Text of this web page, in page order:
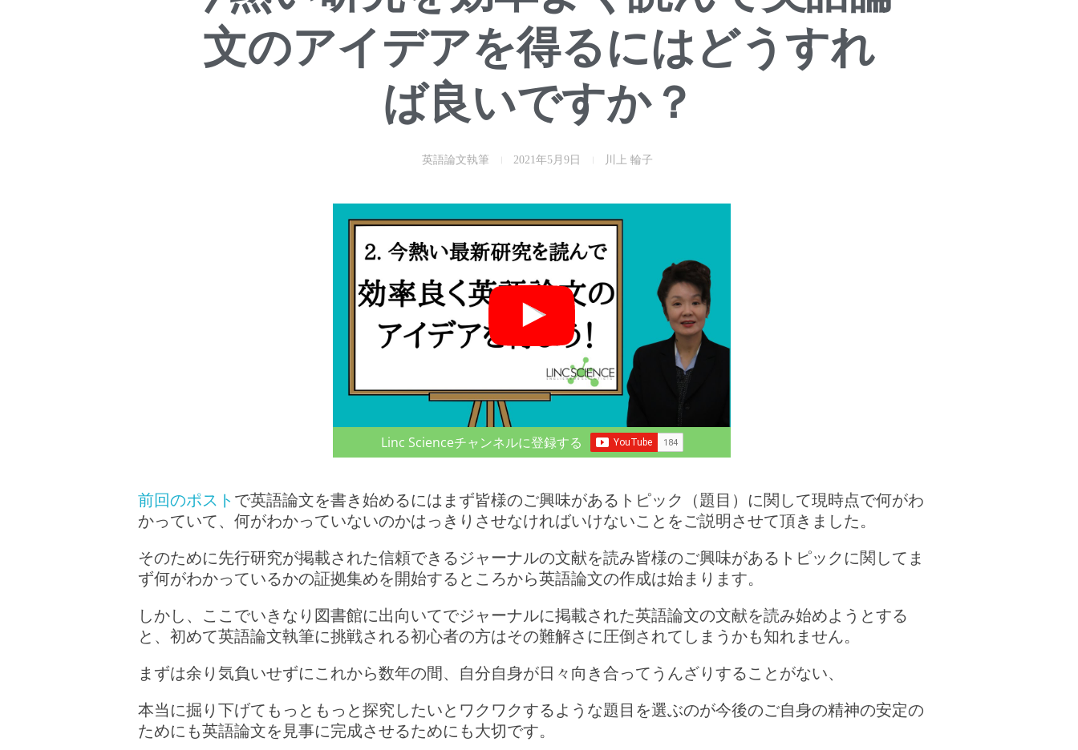
文のアイデアを得るにはどうすれ
ば良いですか？
2021年5月9日 川上 輪子
英語論文執筆
Linc Scienceチャンネルに登録する
前回のポスト で英語論文を書き始めるにはまず皆様のご興味があるトピック（題目）に関して現時点で何がわ
かっていて、何がわかっていないのかはっきりさせなければいけないことをご説明させて頂きました。
そのために先行研究が掲載された信頼できるジャーナルの文献を読み皆様のご興味があるトピックに関してま
ず何がわかっているかの証拠集めを開始するところから英語論文の作成は始まります。
しかし、ここでいきなり図書館に出向いてでジャーナルに掲載された英語論文の文献を読み始めようとする
と、初めて英語論文執筆に挑戦される初心者の方はその難解さに圧倒されてしまうかも知れません。
まずは余り気負いせずにこれから数年の間、自分自身が日々向き合ってうんざりすることがない、
本当に掘り下げてもっともっと探究したいとワクワクするような題目を選ぶのが今後のご自身の精神の安定の
ためにも英語論文を見事に完成させるためにも大切です。